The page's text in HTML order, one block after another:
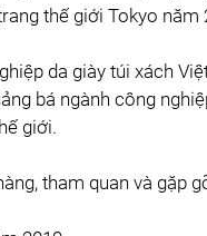
thế giới Tokyo
da giày túi xách
bá ngành công
giới.
tham quan và gặp